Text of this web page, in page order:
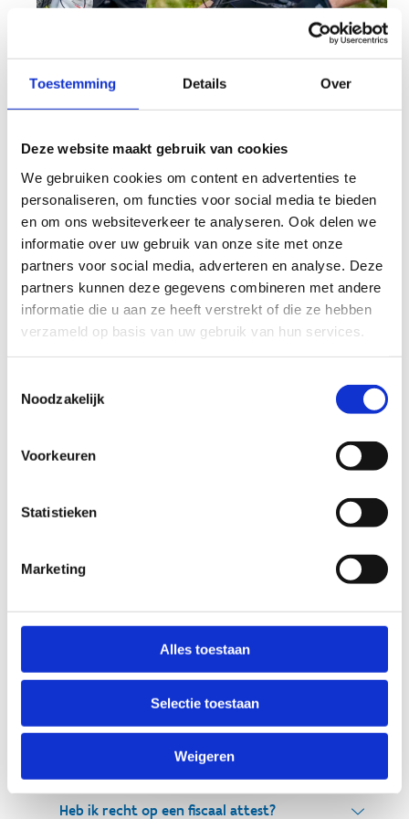
Toestemming Details Over
Deze website maakt gebruik van cookies
We gebruiken cookies om content en advertenties te
personaliseren, om functies voor social media te bieden
en om ons websiteverkeer te analyseren. Ook delen we
informatie over uw gebruik van onze site met onze
partners voor social media, adverteren en analyse. Deze
partners kunnen deze gegevens combineren met andere
informatie die u aan ze heeft verstrekt of die ze hebben
verzameld op basis van uw gebruik van hun services.
Noodzakelijk
Voorkeuren
Statistieken
Marketing
Alles toestaan
Selectie toestaan
Weigeren
Start 2 MTB
Herentals is hét mountainbike-walhalla van de
'Start 2 MTB' helpen we kinderen tussen
jaarop weg om
veilig, gecontroleerd en met
veel plezier
rond te rijden op de mountainbike.
De ervaren mountainbike-lesgevers van de
Vlaamse Wielerschool nemen de kinderen mee op
sleeptouw doorheen de prachtige Herentalse
bossen.
Er staan twee gloednieuwe lessenreeksen klaar in
2026:
februari 2026 tot en met 1 april 2026. (6 lessen -
NIEUW!
Elke woensdag van 14.00 tot 15.30, van
22 april 2026 tot en met 20 mei 2026. (5 lessen -
Ontdek de Vlaamse Wielerschool
Schrijf je in
voor Start 2
Heb ik recht op een fiscaal attest?